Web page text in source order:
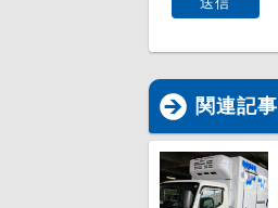
関連記事